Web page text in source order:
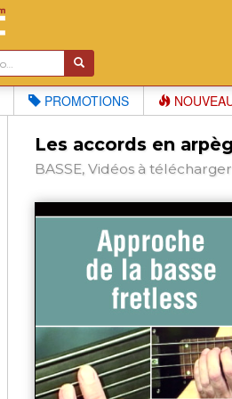
PROMOTIONS
Les accords en
BASSE, Vidéos à